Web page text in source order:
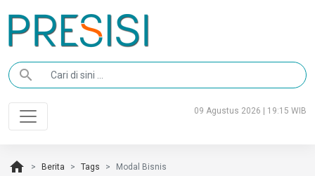
search
09 Agustus 2026 | 19:15 WIB
home Berita Tags Modal Bisnis